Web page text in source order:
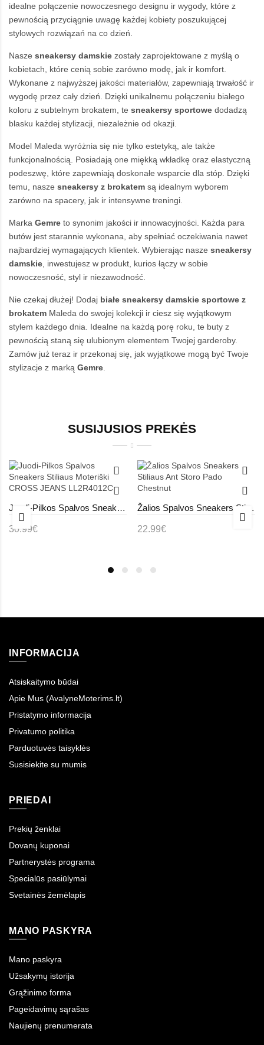
idealne połączenie nowoczesnego designu ir wygody, które z
pewnością przyciągnie uwagę każdej kobiety poszukującej
stylowych rozwiązań na co dzień.
Nasze sneakersy damskie zostały zaprojektowane z myślą o
kobietach, które cenią sobie zarówno modę, jak ir komfort.
Wykonane z najwyższej jakości materiałów, zapewniają trwałość ir
wygodę przez cały dzień. Dzięki unikalnemu połączeniu białego
koloru z subtelnym brokatem, te sneakersy sportowe dodadzą
blasku każdej stylizacji, niezależnie od okazji.
Model Maleda wyróżnia się nie tylko estetyką, ale także
funkcjonalnością. Posiadają one miękką wkładkę oraz elastyczną
podeszwę, które zapewniają doskonałe wsparcie dla stóp. Dzięki
temu, nasze sneakersy z brokatem są idealnym wyborem
zarówno na spacery, jak ir intensywne treningi.
Marka Gemre to synonim jakości ir innowacyjności. Każda para
butów jest starannie wykonana, aby spełniać oczekiwania nawet
najbardziej wymagających klientek. Wybierając nasze sneakersy
damskie , inwestujesz w produkt, kurios łączy w sobie
nowoczesność, styl ir niezawodność.
Nie czekaj dłużej! Dodaj białe sneakersy damskie sportowe z
brokatem Maleda do swojej kolekcji ir ciesz się wyjątkowym
stylem każdego dnia. Idealne na każdą porę roku, te buty z
pewnością staną się ulubionym elementem Twojej garderoby.
Zamów już teraz ir przekonaj się, jak wyjątkowe mogą być Twoje
stylizacje z marką Gemre
SUSIJUSIOS PREKĖS
Juodi-Pilkos Spalvos Sneakers Stiliaus Moteriški CROSS JEANS LL2R4012C
30.99€
Žalios Spalvos Sneakers Stiliaus Ant Storo Pado Chestnut
22.99€
INFORMACIJA
Atsiskaitymo būdai
Apie Mus (AvalyneMoterims.lt)
Pristatymo informacija
Privatumo politika
Parduotuvės taisyklės
Susisiekite su mumis
PRIEDAI
Prekių ženklai
Dovanų kuponai
Partnerystės programa
Specialūs pasiūlymai
Svetainės žemėlapis
MANO PASKYRA
Mano paskyra
Užsakymų istorija
Grąžinimo forma
Pageidavimų sąrašas
Naujienų prenumerata